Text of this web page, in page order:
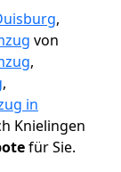
,
von
,
,
in
Knielingen
für Sie.